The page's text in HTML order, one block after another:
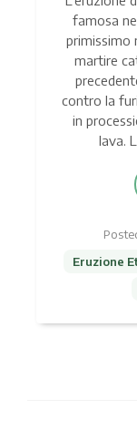
famosa
primissimo
martire
contro la
in
lava.
Eruzione